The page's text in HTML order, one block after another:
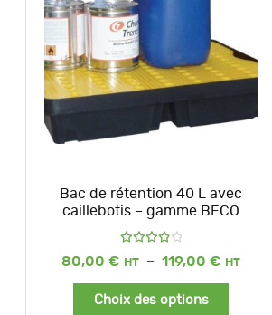
Bac de rétention 40 L avec
caillebotis – gamme BECO
4.00
sur 5
80,00 € – 119,00 €
Plage
Choix des options